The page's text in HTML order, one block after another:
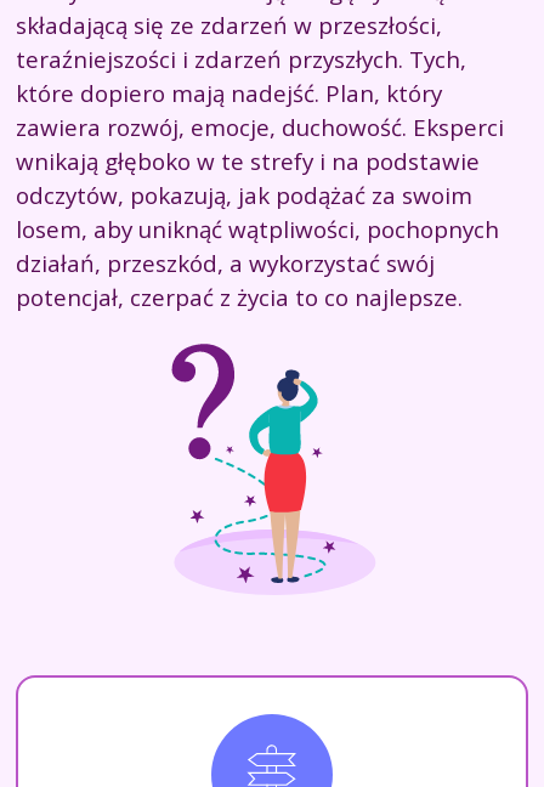
składającą się ze zdarzeń w przeszłości,
teraźniejszości i zdarzeń przyszłych. Tych,
które dopiero mają nadejść. Plan, który
zawiera rozwój, emocje, duchowość. Eksperci
wnikają głęboko w te strefy i na podstawie
odczytów, pokazują, jak podążać za swoim
losem, aby uniknąć wątpliwości, pochopnych
działań, przeszkód, a wykorzystać swój
potencjał, czerpać z życia to co najlepsze.